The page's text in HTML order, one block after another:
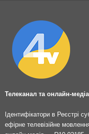
Телеканал та онлайн-
Ідентифікатори в Реєстрі
ефірне телевізійне